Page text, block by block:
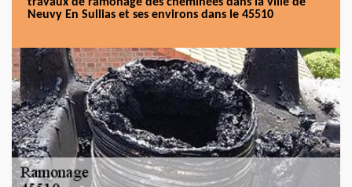
Neuvy En Sullias et ses environs dans le 45510